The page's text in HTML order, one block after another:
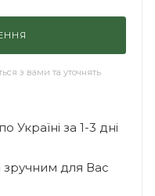
з вами та уточнять
Україні за 1-3 дні
для Вас